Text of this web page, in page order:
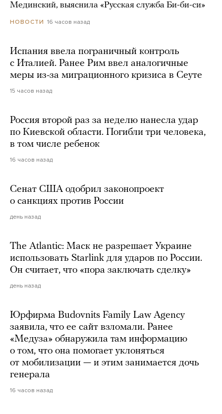
Мединский, выяснила «Русская служба Би-би-си»
НОВОСТИ 16 часов назад
Испания ввела пограничный контроль
с Италией. Ранее Рим ввел аналогичные
меры из-за миграционного кризиса в Сеуте
15 часов назад
Россия второй раз за неделю нанесла удар
по Киевской области. Погибли три человека,
в том числе ребенок
16 часов назад
Сенат США одобрил законопроект
о санкциях против России
день назад
The Atlantic: Маск не разрешает Украине
использовать Starlink для ударов по России.
Он считает, что «пора заключать сделку»
день назад
Юрфирма Budovnits Family Law Agency
заявила, что ее сайт взломали. Ранее
«Медуза» обнаружила там информацию
о том, что она помогает уклоняться
от мобилизации — и этим занимается дочь
генерала
16 часов назад